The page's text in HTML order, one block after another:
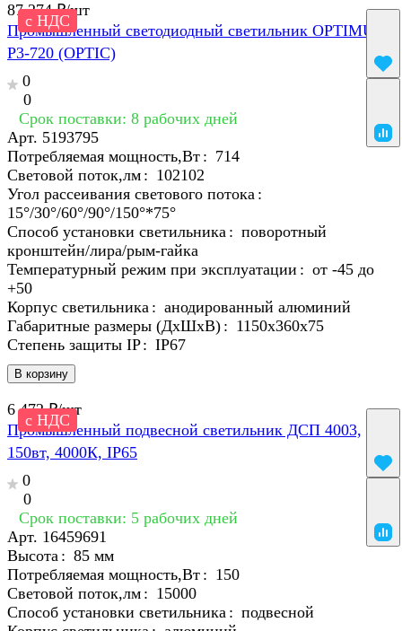
с НДС
87 274 ₽/шт
Промышленный светодиодный светильник OPTIMUS-
P3-720 (OPTIC)
0
0
Срок поставки: 8 рабочих дней
Арт. 5193795
В корзину
Потребляемая мощность,Вт : 714
Световой поток,лм : 102102
Угол рассеивания светового потока :
15°/30°/60°/90°/150°*75°
Способ установки светильника : поворотный
кронштейн/лира/рым-гайка
Температурный режим при эксплуатации : от -45 до
+50
Корпус светильника : анодированный алюминий
Габаритные размеры (ДхШхВ) : 1150х360х75
Степень защиты IP : IP67
с НДС
6 472 ₽/шт
Промышленный подвесной светильник ДСП 4003,
150вт, 4000К, IP65
0
0
Срок поставки: 5 рабочих дней
Арт. 16459691
Высота : 85 мм
Потребляемая мощность,Вт : 150
Световой поток,лм : 15000
Способ установки светильника : подвесной